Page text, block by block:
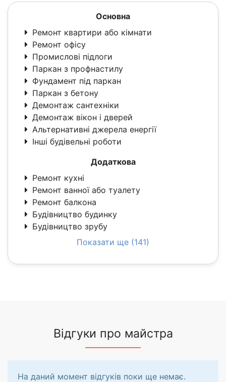
Основна
Ремонт квартири або кімнати
Ремонт офісу
Промислові підлоги
Паркан з профнастилу
Фундамент під паркан
Паркан з бетону
Демонтаж сантехніки
Демонтаж вікон і дверей
Альтернативні джерела енергії
Інші будівельні роботи
Додаткова
Ремонт кухні
Ремонт ванної або туалету
Ремонт балкона
Будівництво будинку
Будівництво зрубу
Показати ще (141)
Відгуки про майстра
На даний момент відгуків поки ще немає.